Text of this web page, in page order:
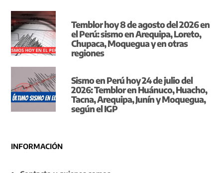
Temblor hoy 8 de agosto del 2026 en
el Perú: sismo en Arequipa, Loreto,
Chupaca, Moquegua y en otras
regiones
Sismo en Perú hoy 24 de julio del
2026: Temblor en Huánuco, Huacho,
Tacna, Arequipa, Junín y Moquegua,
según el IGP
INFORMACIÓN